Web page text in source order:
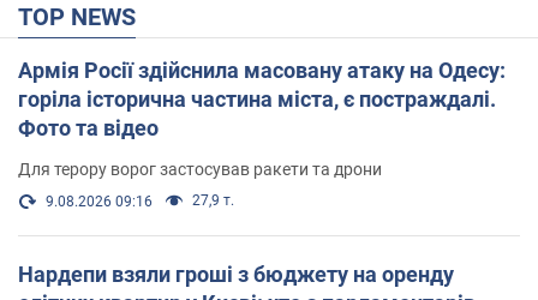
TOP NEWS
Армія Росії здійснила масовану атаку на Одесу:
горіла історична частина міста, є постраждалі.
Фото та відео
Для терору ворог застосував ракети та дрони
9.08.2026 09:16 27,9 т.
Нардепи взяли гроші з бюджету на оренду